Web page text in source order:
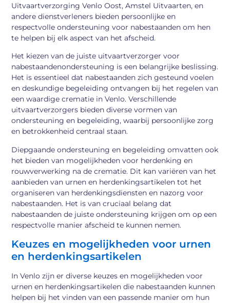
Uitvaartverzorging Venlo Oost, Amstel Uitvaarten, en
andere dienstverleners bieden persoonlijke en
respectvolle ondersteuning voor nabestaanden om hen
te helpen bij elk aspect van het afscheid.
Het kiezen van de juiste uitvaartverzorger voor
nabestaandenondersteuning is een belangrijke beslissing.
Het is essentieel dat nabestaanden zich gesteund voelen
en deskundige begeleiding ontvangen bij het regelen van
een waardige crematie in Venlo. Verschillende
uitvaartverzorgers bieden diverse vormen van
ondersteuning en begeleiding, waarbij persoonlijke zorg
en betrokkenheid centraal staan.
Diepgaande ondersteuning en begeleiding omvatten ook
het bieden van mogelijkheden voor herdenking en
rouwverwerking na de crematie. Dit kan variëren van het
aanbieden van urnen en herdenkingsartikelen tot het
organiseren van herdenkingsdiensten en nazorg voor
nabestaanden. Het is van cruciaal belang dat
nabestaanden de juiste ondersteuning krijgen om op een
respectvolle manier afscheid te kunnen nemen.
Keuzes en mogelijkheden voor urnen
en herdenkingsartikelen
In Venlo zijn er diverse keuzes en mogelijkheden voor
urnen en herdenkingsartikelen die nabestaanden kunnen
helpen bij het vinden van een passende manier om hun